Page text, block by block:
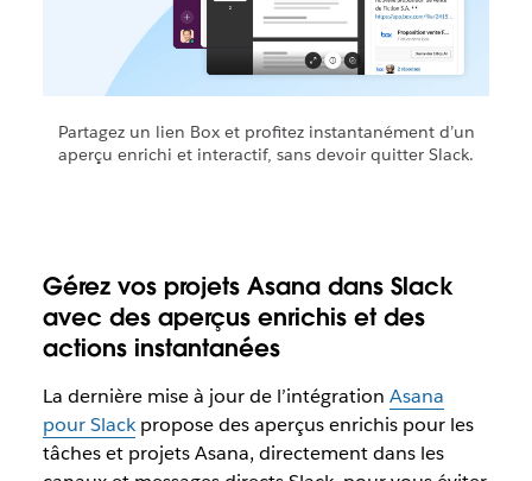
Partagez un lien Box et profitez instantanément d’un
aperçu enrichi et interactif, sans devoir quitter Slack.
Gérez vos projets Asana dans Slack
avec des aperçus enrichis et des
actions instantanées
La dernière mise à jour de l’intégration Asana
pour Slackpropose des aperçus enrichis pour les
tâches et projets Asana, directement dans les